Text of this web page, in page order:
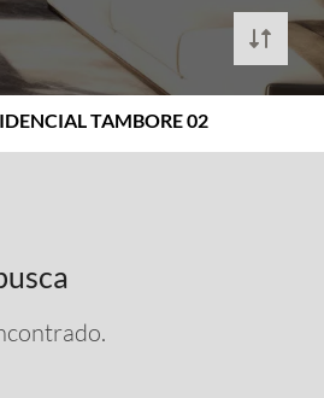
TAMBORE 02